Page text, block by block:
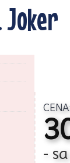
Joker
-